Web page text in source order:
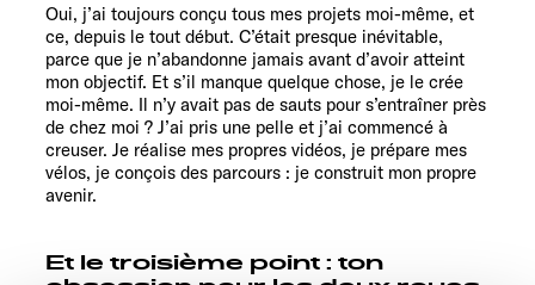
Oui, j’ai toujours conçu tous mes projets moi-même, et
ce, depuis le tout début. C’était presque inévitable,
parce que je n’abandonne jamais avant d’avoir atteint
mon objectif. Et s’il manque quelque chose, je le crée
moi-même. Il n’y avait pas de sauts pour s’entraîner près
de chez moi ? J’ai pris une pelle et j’ai commencé à
creuser. Je réalise mes propres vidéos, je prépare mes
vélos, je conçois des parcours : je construit mon propre
avenir.
Et le troisième point : ton